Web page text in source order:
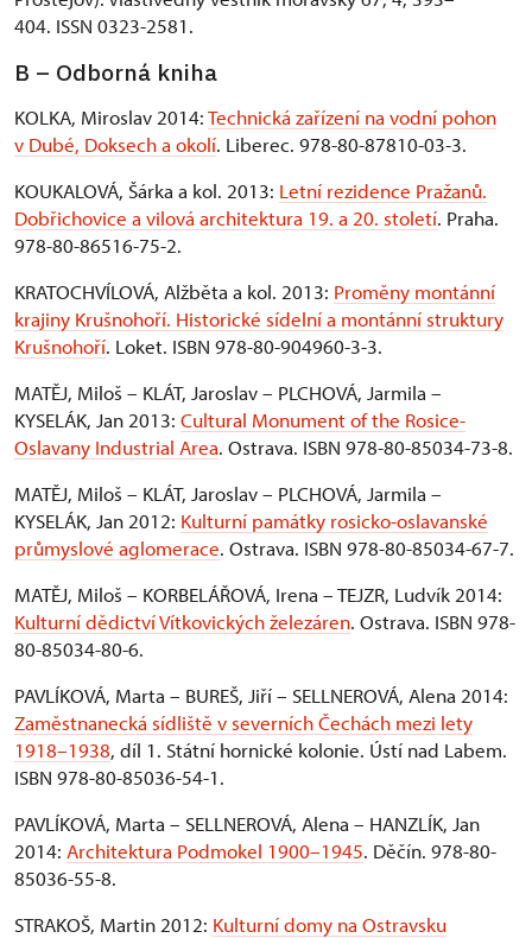
404. ISSN 0323-2581.
B – Odborná kniha
KOLKA, Miroslav 2014:Technická zařízení na vodní pohon
v Dubé, Doksech a okolí. Liberec. 978-80-87810-03-3.
KOUKALOVÁ, Šárka a kol. 2013: Letní rezidence Pražanů.
Dobřichovice a vilová architektura 19. a 20. století. Praha.
978-80-86516-75-2.
KRATOCHVÍLOVÁ, Alžběta a kol. 2013: Proměny montánní
krajiny Krušnohoří. Historické sídelní a montánní struktury
Krušnohoří. Loket. ISBN 978-80-904960-3-3.
MATĚJ, Miloš – KLÁT, Jaroslav – PLCHOVÁ, Jarmila –
KYSELÁK, Jan 2013: Cultural Monument of the Rosice-
Oslavany Industrial Area. Ostrava. ISBN 978-80-85034-73-8.
MATĚJ, Miloš – KLÁT, Jaroslav – PLCHOVÁ, Jarmila –
KYSELÁK, Jan 2012: Kulturní památky rosicko-oslavanské
průmyslové aglomerace. Ostrava. ISBN 978-80-85034-67-7.
MATĚJ, Miloš – KORBELÁŘOVÁ, Irena – TEJZR, Ludvík 2014:
Kulturní dědictví Vítkovických železáren. Ostrava. ISBN 978-
80-85034-80-6.
PAVLÍKOVÁ, Marta – BUREŠ, Jiří – SELLNEROVÁ, Alena 2014:
Zaměstnanecká sídliště v severních Čechách mezi lety
1918–1938, díl 1. Státní hornické kolonie. Ústí nad Labem.
ISBN 978-80-85036-54-1.
PAVLÍKOVÁ, Marta – SELLNEROVÁ, Alena – HANZLÍK, Jan
2014: Architektura Podmokel 1900–1945. Děčín. 978-80-
85036-55-8.
STRAKOŠ, Martin 2012: Kulturní domy na Ostravsku